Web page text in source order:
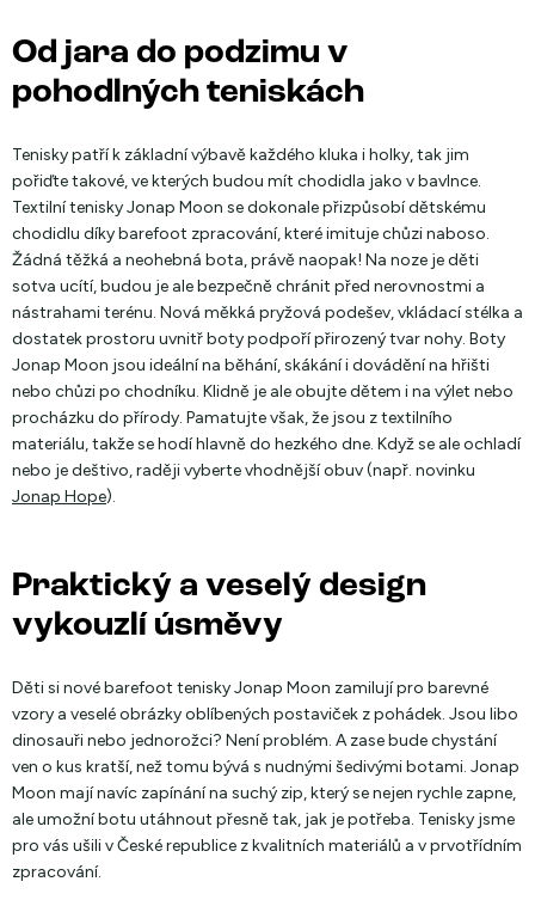
Od jara do podzimu v
pohodlných teniskách
Tenisky patří k základní výbavě každého kluka i holky, tak jim
pořiďte takové, ve kterých budou mít chodidla jako v bavlnce.
Textilní tenisky Jonap Moon se dokonale přizpůsobí dětskému
chodidlu díky barefoot zpracování, které imituje chůzi naboso.
Žádná těžká a neohebná bota, právě naopak! Na noze je děti
sotva ucítí, budou je ale bezpečně chránit před nerovnostmi a
nástrahami terénu. Nová měkká pryžová podešev, vkládací stélka a
dostatek prostoru uvnitř boty podpoří přirozený tvar nohy. Boty
Jonap Moon jsou ideální na běhání, skákání i dovádění na hřišti
nebo chůzi po chodníku. Klidně je ale obujte dětem i na výlet nebo
procházku do přírody. Pamatujte však, že jsou z textilního
materiálu, takže se hodí hlavně do hezkého dne. Když se ale ochladí
nebo je deštivo, raději vyberte vhodnější obuv (např. novinku
Jonap Hope).
Praktický a veselý design
vykouzlí úsměvy
Děti si nové barefoot tenisky Jonap Moon zamilují pro barevné
vzory a veselé obrázky oblíbených postaviček z pohádek. Jsou libo
dinosauři nebo jednorožci? Není problém. A zase bude chystání
ven o kus kratší, než tomu bývá s nudnými šedivými botami. Jonap
Moon mají navíc zapínání na suchý zip, který se nejen rychle zapne,
ale umožní botu utáhnout přesně tak, jak je potřeba. Tenisky jsme
pro vás ušili v České republice z kvalitních materiálů a v prvotřídním
zpracování.